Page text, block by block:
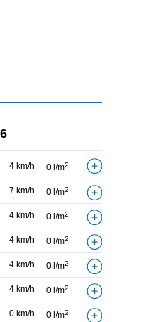
4 km/h 0 l/m2
7 km/h 0 l/m2
4 km/h 0 l/m2
4 km/h 0 l/m2
4 km/h 0 l/m2
4 km/h 0 l/m2
0 km/h 0 l/m2